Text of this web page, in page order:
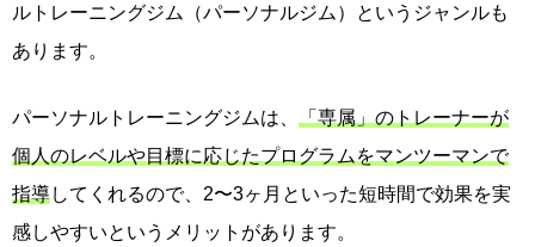
ルトレーニングジム（パーソナルジム）というジャンルも
あります。
パーソナルトレーニングジムは、
「専属」のトレーナーが
個人のレベルや目標に応じたプログラムをマンツーマンで
指導してくれるので、2〜3ヶ月といった短時間で効果を実
感しやすいというメリットがあります。